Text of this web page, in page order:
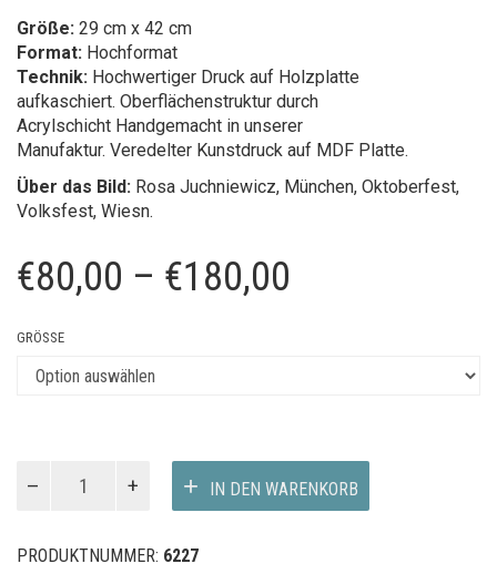
Größe: 29 cm x 42 cm
Format: Hochformat
Technik: Hochwertiger Druck auf Holzplatte
aufkaschiert. Oberflächenstruktur durch
Acrylschicht Handgemacht in unserer
Manufaktur. Veredelter Kunstdruck auf MDF Platte.
Über das Bild: Rosa Juchniewicz, München, Oktoberfest,
Volksfest, Wiesn.
€80,00 – €180,00
GRÖSSE
IN DEN WARENKORB
PRODUKTNUMMER: 6227